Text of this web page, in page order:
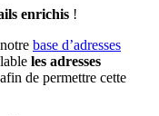
enrichis !
base d’adresses
les adresses
afin de permettre cette